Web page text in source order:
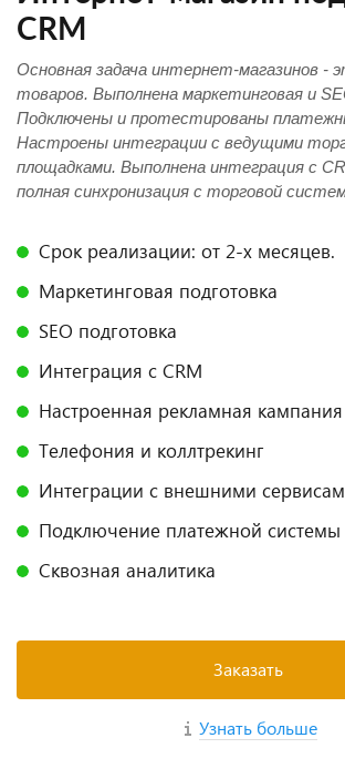
CRM
Основная задача интернет-магазинов -
товаров. Выполнена маркетинговая и
Подключены и протестированы
Настроены интеграции с ведущими
площадками. Выполнена интеграция с
полная синхронизация с торговой
Срок реализации: от 2-х месяцев.
Маркетинговая подготовка
SEO подготовка
Интеграция с CRM
Настроенная рекламная кампания
Телефония и коллтрекинг
Интеграции с внешними
Подключение платежной системы
Сквозная аналитика
Заказать
Узнать больше